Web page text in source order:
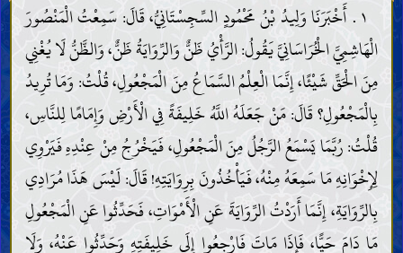
١ . أَخْبَرَنَا وَلِيدُ بْنُ مَحْمُودٍ السِّجِسْتَانِيُّ، قَالَ: سَمِعْتُ الْمَنْصُورَ
الْهَاشِمِيَّ الْخُرَاسَانِيَّ يَقُولُ: الرَّأْيُ ظَنٌّ وَالرِّوَايَةُ ظَنٌّ، وَالظَّنُّ لَا يُغْنِي
مِنَ الْحَقِّ شَيْئًا، إِنَّمَا الْعِلْمُ السَّمَاعُ مِنَ الْمَجْعُولِ، قُلْتُ: وَمَا تُرِيدُ
بِالْمَجْعُولِ؟ قَالَ: مَنْ جَعَلَهُ اللَّهُ خَلِيفَةً فِي الْأَرْضِ وَإِمَامًا لِلنَّاسِ،
قُلْتُ: رُبَّمَا يَسْمَعُ الرَّجُلُ مِنَ الْمَجْعُولِ، فَيَخْرُجُ مِنْ عِنْدِهِ فَيَرْوِي
لِإِخْوَانِهِ مَا سَمِعَهُ مِنْهُ، فَيَأْخُذُونَ بِرِوَايَتِهِ! قَالَ: لَيْسَ هَذَا مُرَادِي
بِالرِّوَايَةِ، إِنَّمَا أَرَدْتُ الرِّوَايَةَ عَنِ الْأَمْوَاتِ، فَحَدِّثُوا عَنِ الْمَجْعُولِ
مَا دَامَ حَيًّا، فَإِذَا مَاتَ فَارْجِعُوا إِلَى خَلِيفَتِهِ وَحَدِّثُوا عَنْهُ، وَلَا